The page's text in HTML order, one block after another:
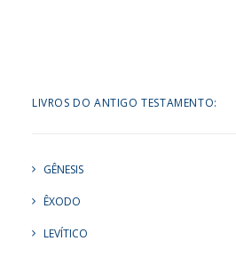
LIVROS DO ANTIGO TESTAMENTO:
GÊNESIS
ÊXODO
LEVÍTICO